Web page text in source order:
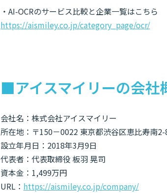
・AI-OCRのサービス比較と企業一覧はこちら
https://aismiley.co.jp/category_page/ocr/
■アイスマイリーの会社
会社名：株式会社アイスマイリー
所在地：〒150－0022 東京都渋谷区恵比寿南
設立年月日：2018年3月9日
代表者：代表取締役 板羽 晃司
資本金：1,499万円
URL： https://aismiley.co.jp/company/